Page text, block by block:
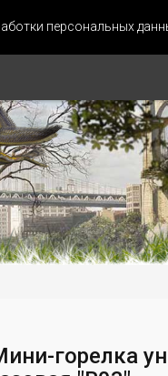
персональных
горелка